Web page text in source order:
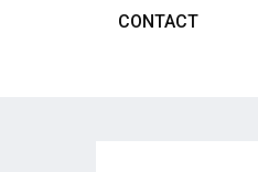
CONTACT